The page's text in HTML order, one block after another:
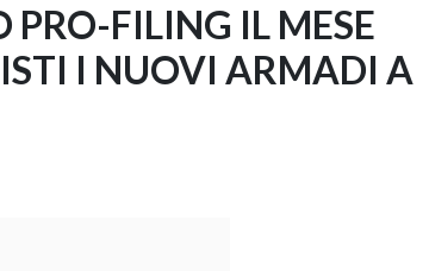
PRO-FILING IL MESE
I NUOVI ARMADI A